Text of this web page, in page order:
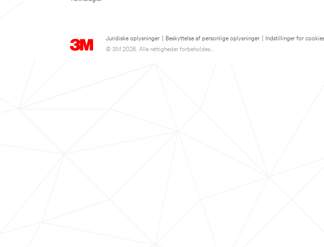
Juridiske oplysninger Beskyttelse af personlige oplysninger
Indstillinger for
© 3M 2026. Alle rettigheder forbeholdes...